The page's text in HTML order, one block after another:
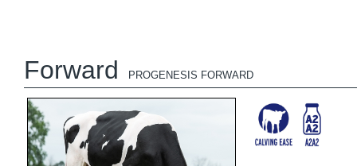
Forward PROGENESIS FORWARD